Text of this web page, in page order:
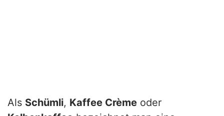
Als Schümli, Kaffee Crème oder